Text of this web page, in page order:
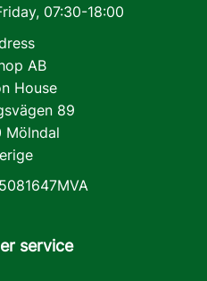
07:30-18:00
AB
House
89
Mölndal
service